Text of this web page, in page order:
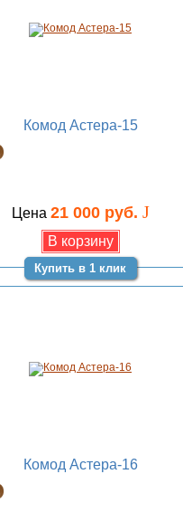
Комод Астера-15
Цена 21 000 руб. J
Купить в 1 клик
Комод Астера-16